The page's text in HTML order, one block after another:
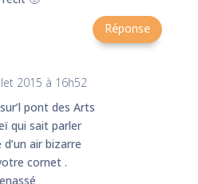
Réponse
2015 à 16h52
pont des Arts
qui sait parler
d’un air bizarre
cornet .